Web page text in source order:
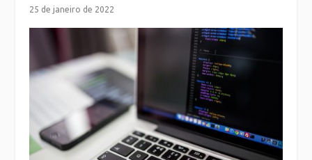
25 de janeiro de 2022